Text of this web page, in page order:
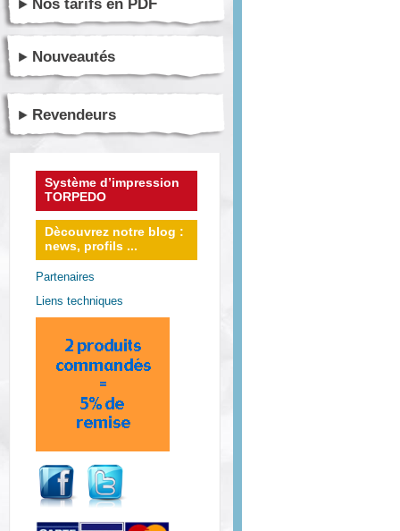
Nos tarifs en PDF
Nouveautés
Revendeurs
Système d’impression
TORPEDO
Dècouvrez notre blog :
news, profils ...
Partenaires
Liens techniques